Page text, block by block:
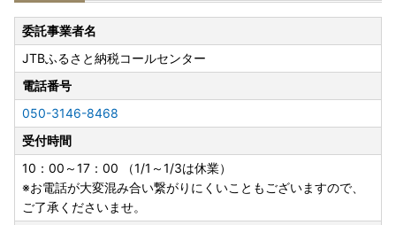
委託事業者名
JTBふるさと納税コールセンター
電話番号
050-3146-8468
受付時間
10：00～17：00 （1/1～1/3は休業）
※お電話が大変混み合い繋がりにくいこともございますので、
ご了承くださいませ。